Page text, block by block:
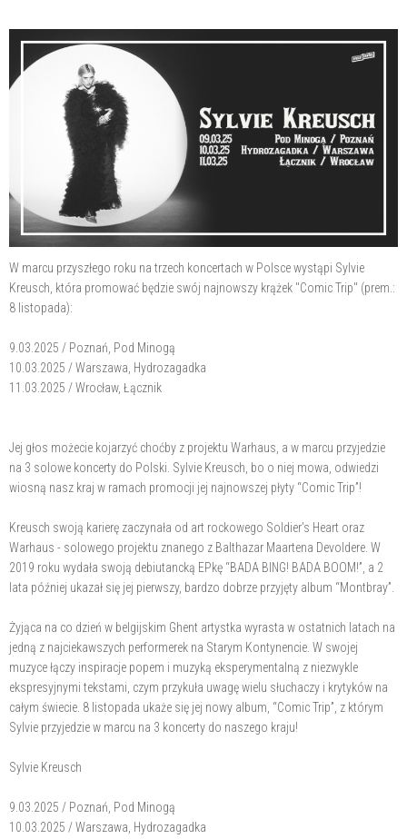
W marcu przyszłego roku na trzech koncertach w Polsce wystąpi Sylvie
Kreusch, która promować będzie swój najnowszy krążek "Comic Trip" (prem.:
8 listopada):
9.03.2025 / Poznań, Pod Minogą
10.03.2025 / Warszawa, Hydrozagadka
11.03.2025 / Wrocław, Łącznik
Jej głos możecie kojarzyć choćby z projektu Warhaus, a w marcu przyjedzie
na 3 solowe koncerty do Polski. Sylvie Kreusch, bo o niej mowa, odwiedzi
wiosną nasz kraj w ramach promocji jej najnowszej płyty “Comic Trip”!
Kreusch swoją karierę zaczynała od art rockowego Soldier’s Heart oraz
Warhaus - solowego projektu znanego z Balthazar Maartena Devoldere. W
2019 roku wydała swoją debiutancką EPkę “BADA BING! BADA BOOM!”, a 2
lata później ukazał się jej pierwszy, bardzo dobrze przyjęty album “Montbray”.
Żyjąca na co dzień w belgijskim Ghent artystka wyrasta w ostatnich latach na
jedną z najciekawszych performerek na Starym Kontynencie. W swojej
muzyce łączy inspiracje popem i muzyką eksperymentalną z niezwykle
ekspresyjnymi tekstami, czym przykuła uwagę wielu słuchaczy i krytyków na
całym świecie. 8 listopada ukaże się jej nowy album, “Comic Trip”, z którym
Sylvie przyjedzie w marcu na 3 koncerty do naszego kraju!
Sylvie Kreusch
9.03.2025 / Poznań, Pod Minogą
10.03.2025 / Warszawa, Hydrozagadka